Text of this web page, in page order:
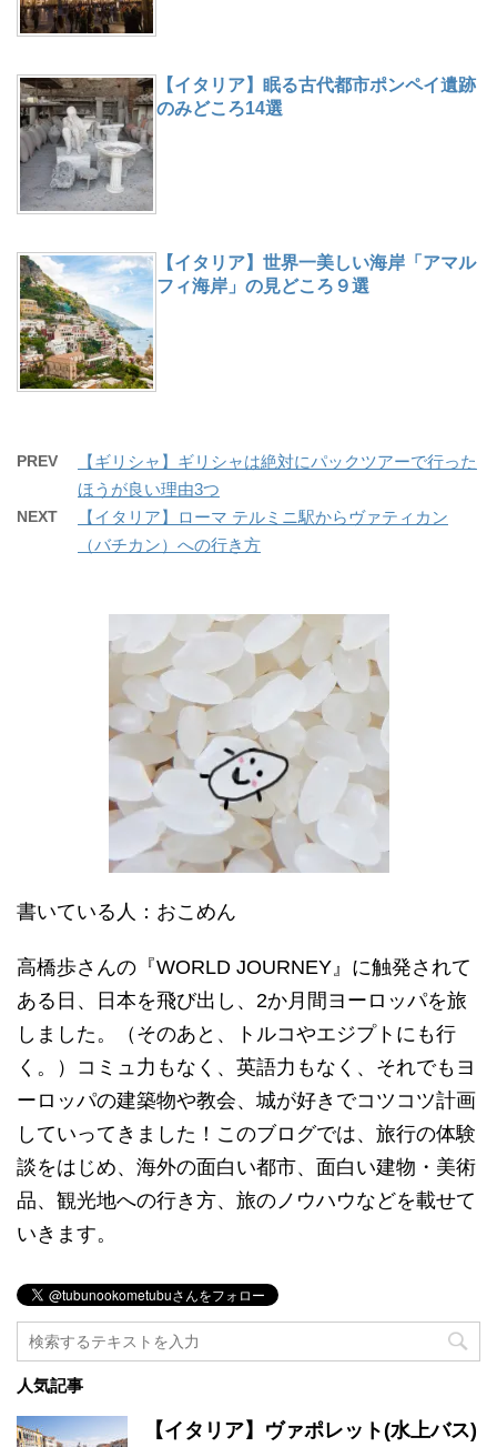
【イタリア】眠る古代都市ポンペイ遺跡
のみどころ14選
【イタリア】世界一美しい海岸「アマル
フィ海岸」の見どころ９選
PREV
【ギリシャ】ギリシャは絶対にパックツアーで行った
ほうが良い理由3つ
NEXT
【イタリア】ローマ テルミニ駅からヴァティカン
（バチカン）への行き方
書いている人：おこめん
高橋歩さんの『WORLD JOURNEY』に触発されて
ある日、日本を飛び出し、2か月間ヨーロッパを旅
しました。（そのあと、トルコやエジプトにも行
く。）コミュ力もなく、英語力もなく、それでもヨ
ーロッパの建築物や教会、城が好きでコツコツ計画
していってきました！このブログでは、旅行の体験
談をはじめ、海外の面白い都市、面白い建物・美術
品、観光地への行き方、旅のノウハウなどを載せて
いきます。
人気記事
【イタリア】ヴァポレット(水上バス)